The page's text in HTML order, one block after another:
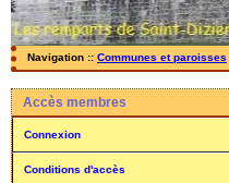
Navigation :: Communes et paroisses
Accès membres
Connexion
Conditions d'accès